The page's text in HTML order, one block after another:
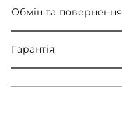
Обмін та повернення
Гарантія